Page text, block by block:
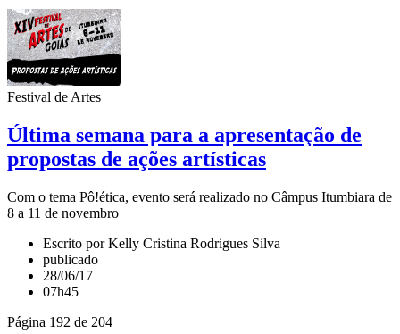
Festival de Artes
Última semana para a apresentação de
propostas de ações artísticas
Com o tema Pô!ética, evento será realizado no Câmpus Itumbiara de
8 a 11 de novembro
Escrito por Kelly Cristina Rodrigues Silva
publicado
28/06/17
07h45
Página 192 de 204